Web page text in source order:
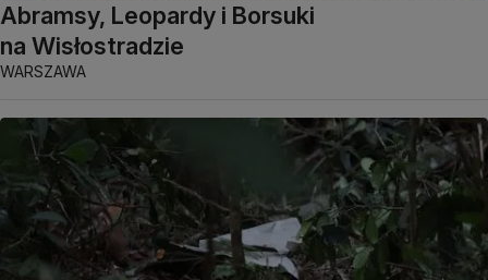
Abramsy, Leopardy i Borsuki
na Wisłostradzie
WARSZAWA